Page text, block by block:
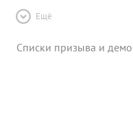
Ещё
Списки призыва и